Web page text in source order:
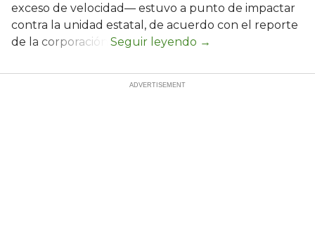
exceso de velocidad— estuvo a punto de impactar
contra la unidad estatal, de acuerdo con el reporte
de la corporación.